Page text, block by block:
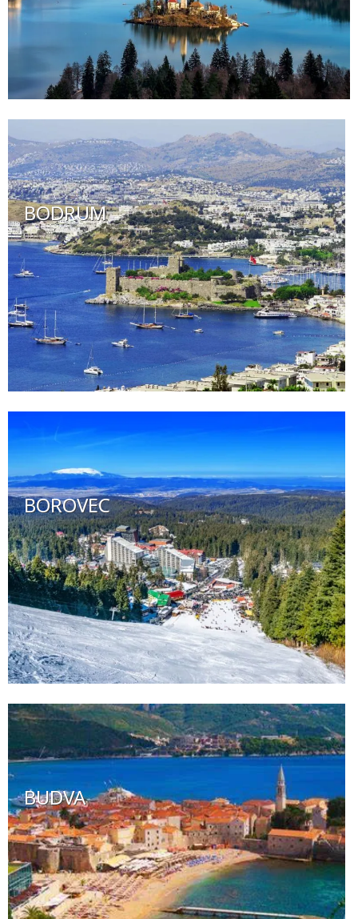
BODRUM
BOROVEC
BUDVA